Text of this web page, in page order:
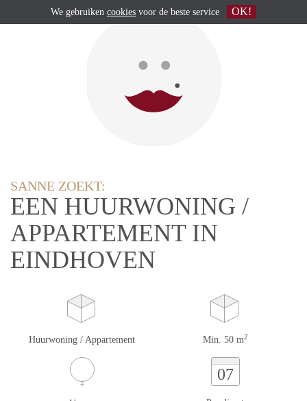
SANNE ZOEKT:
EEN HUURWONING /
APPARTEMENT IN
EINDHOVEN
Huurwoning / Appartement Min. 50 m2
07
We gebruiken cookies voor de beste service OK!